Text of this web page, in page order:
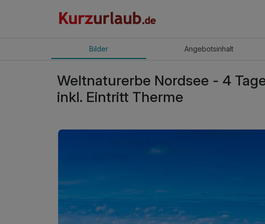
Bilder Angebotsinhalt
Weltnaturerbe Nordsee - 4
inkl. Eintritt Therme